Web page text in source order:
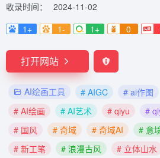
收录时间：
2024-11-02
1+
1- 1+ 0
打开网站
AI绘画工具 # AIGC # ai作图
# AI绘画
# AI艺术 # qiyu #
# 国风
# 奇域 # 奇域AI # 意
# 新工笔
# 浪漫古风 # 立体山水